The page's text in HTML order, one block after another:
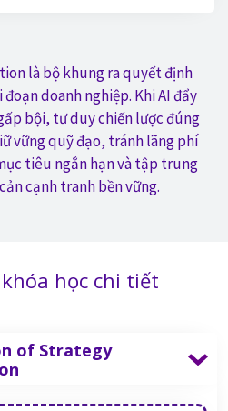
là bộ khung ra quyết định
doanh nghiệp. Khi AI đẩy
bội, tư duy chiến lược đúng
vững quỹ đạo, tránh lãng phí
tiêu ngắn hạn và tập trung
cạnh tranh bền vững.
học chi tiết
of Strategy